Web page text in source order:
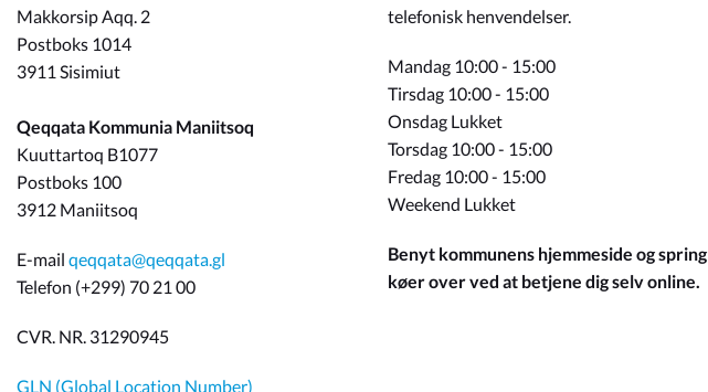
Makkorsip Aqq. 2
Postboks 1014
3911 Sisimiut
Qeqqata Kommunia Maniitsoq
Kuuttartoq B1077
Postboks 100
3912 Maniitsoq
E-mail qeqqata@qeqqata.gl
Telefon (+299) 70 21 00
CVR. NR. 31290945
GLN (Global Location Number)
telefonisk henvendelser.
Mandag 10:00 - 15:00
Tirsdag 10:00 - 15:00
Onsdag Lukket
Torsdag 10:00 - 15:00
Fredag 10:00 - 15:00
Weekend Lukket
Benyt kommunens hjemmeside og spring
køer over ved at betjene dig selv online.